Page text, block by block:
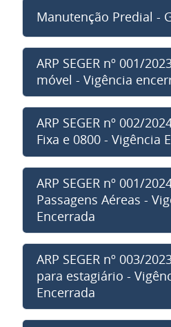
Manutenção Predial -
ARP SEGER nº 001/
móvel - Vigência
ARP SEGER nº 002/
Fixa e 0800 - Vigência
ARP SEGER nº 001/
Passagens Aéreas -
Encerrada
ARP SEGER nº 003/
para estagiário -
Encerrada